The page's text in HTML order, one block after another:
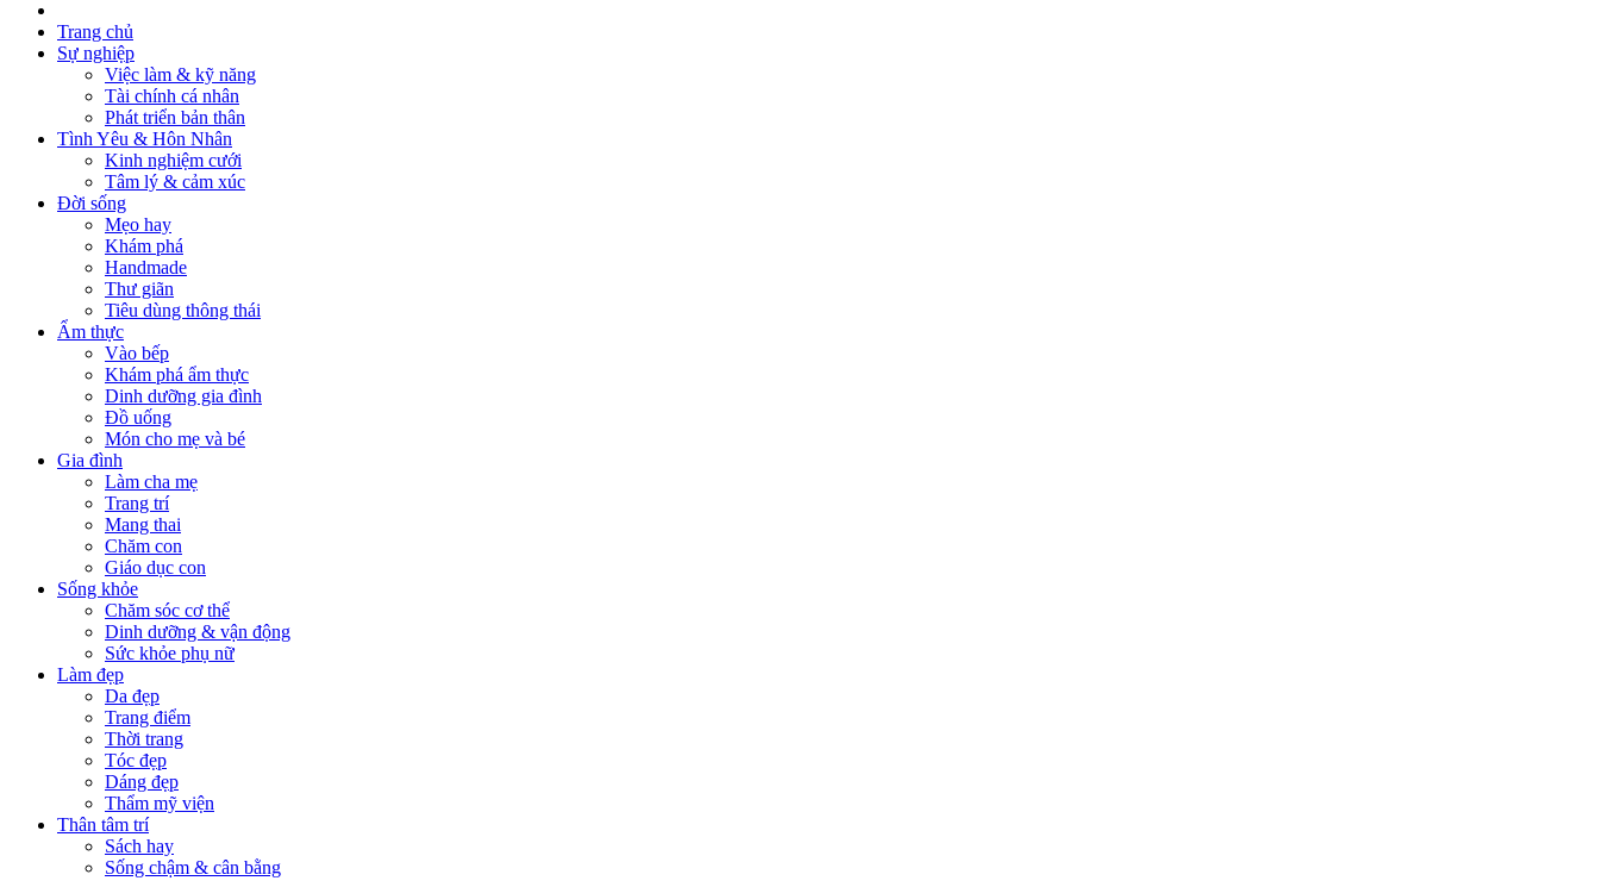
Trang chủ
Sự nghiệp
Việc làm & kỹ năng
Tài chính cá nhân
Phát triển bản thân
Tình Yêu & Hôn Nhân
Kinh nghiệm cưới
Tâm lý & cảm xúc
Đời sống
Mẹo hay
Khám phá
Handmade
Thư giãn
Tiêu dùng thông thái
Ẩm thực
Vào bếp
Khám phá ẩm thực
Dinh dưỡng gia đình
Đồ uống
Món cho mẹ và bé
Gia đình
Làm cha mẹ
Trang trí
Mang thai
Chăm con
Giáo dục con
Sống khỏe
Chăm sóc cơ thể
Dinh dưỡng & vận động
Sức khỏe phụ nữ
Làm đẹp
Da đẹp
Trang điểm
Thời trang
Tóc đẹp
Dáng đẹp
Thẩm mỹ viện
Thân tâm trí
Sách hay
Sống chậm & cân bằng